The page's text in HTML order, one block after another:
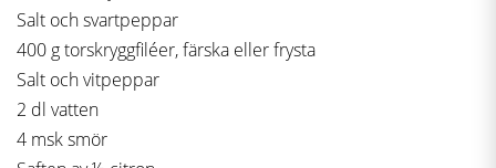
Salt och svartpeppar
400 g torskryggfiléer, färska eller frysta
Salt och vitpeppar
2 dl vatten
4 msk smör